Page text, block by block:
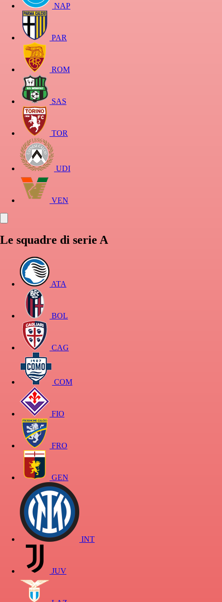
NAP
PAR
ROM
SAS
TOR
UDI
VEN
Le squadre di serie A
ATA
BOL
CAG
COM
FIO
FRO
GEN
INT
JUV